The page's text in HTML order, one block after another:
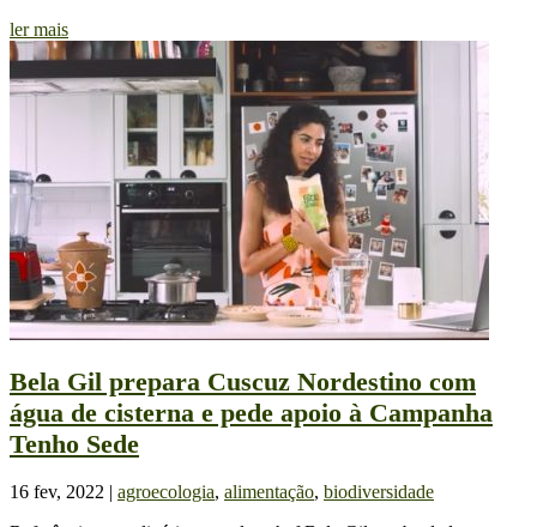
ler mais
Bela Gil prepara Cuscuz Nordestino com
água de cisterna e pede apoio à Campanha
Tenho Sede
16 fev, 2022 | agroecologia, alimentação, biodiversidade